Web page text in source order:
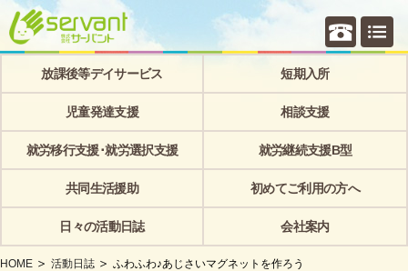
個別相
放課後等デイサービス 短期入所
児童発達支援 相談支援
就労移行支援･就労選択支援 就労継続支援B型
共同生活援助 初めてご利用の方へ
日々の活動日誌 会社案内
HOME 活動日誌 ふわふわ♪あじさいマグネットを作ろう